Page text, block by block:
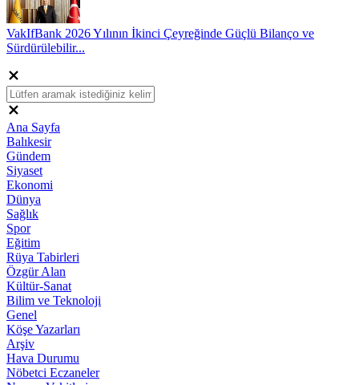
VakIfBank 2026 Yılının İkinci Çeyreğinde Güçlü Bilanço ve
Sürdürülebilir...
Ana Sayfa
Balıkesir
Gündem
Siyaset
Ekonomi
Dünya
Sağlık
Spor
Eğitim
Rüya Tabirleri
Özgür Alan
Kültür-Sanat
Bilim ve Teknoloji
Genel
Köşe Yazarları
Arşiv
Hava Durumu
Nöbetci Eczaneler